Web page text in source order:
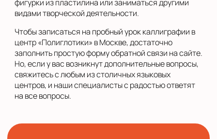
фигурки из пластилина или заниматься другими
видами творческой деятельности.
Чтобы записаться на пробный урок каллиграфии в
центр «Полиглотики» в Москве, достаточно
заполнить простую форму обратной связи на сайте.
Но, если у вас возникнут дополнительные вопросы,
свяжитесь с любым из столичных языковых
центров, и наши специалисты с радостью ответят
на все вопросы.